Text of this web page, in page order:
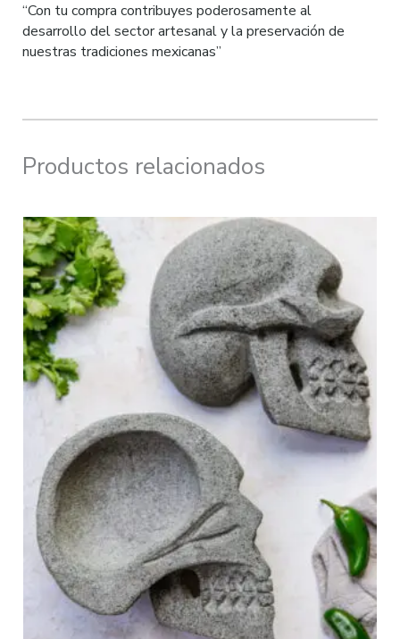
“Con tu compra contribuyes poderosamente al
desarrollo del sector artesanal y la preservación de
nuestras tradiciones mexicanas”
Productos relacionados